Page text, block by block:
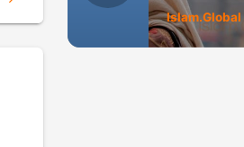
Islam.Global